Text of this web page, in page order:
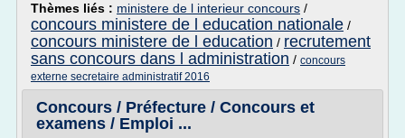
Thèmes liés : ministere de l interieur concours /
concours ministere de l education nationale /
concours ministere de l education / recrutement
sans concours dans l administration / concours
externe secretaire administratif 2016
Concours / Préfecture / Concours et
examens / Emploi ...